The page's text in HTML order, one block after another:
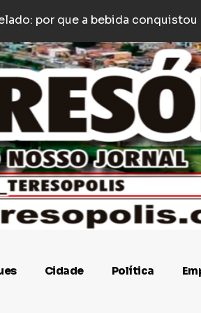
peé agredido com socos e
Cidade Política